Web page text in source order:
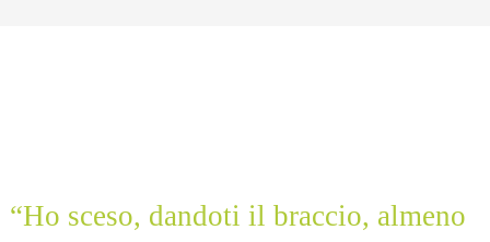
“Ho sceso, dandoti il braccio, almeno